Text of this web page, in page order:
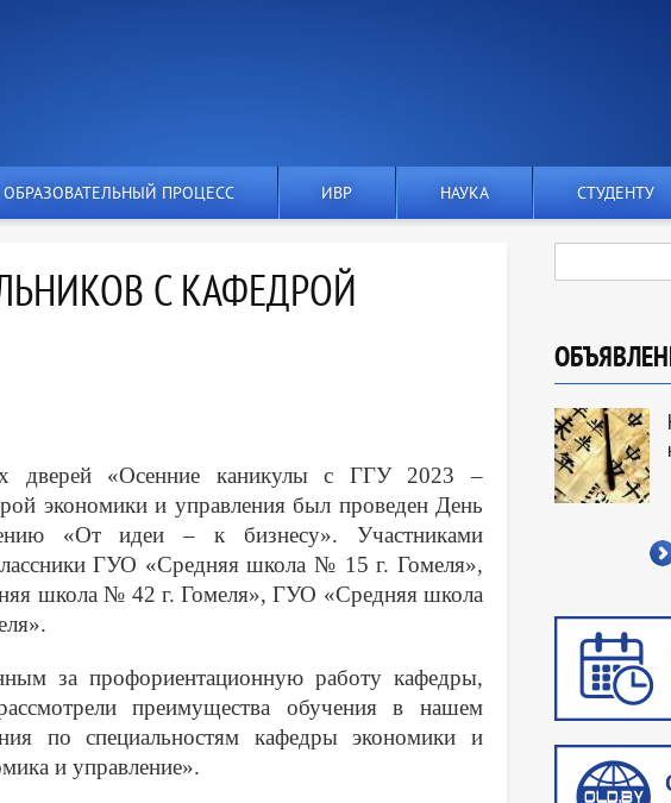
ОБРАЗОВАТЕЛЬНЫЙ ПРОЦЕСС ИВР НАУКА СТУДЕНТУ
С КАФЕДРОЙ
дверей «Осенние каникулы с ГГУ 2023 –
экономики и управления был проведен День
«От идеи – к бизнесу». Участниками
ГУО «Средняя школа № 15 г. Гомеля»,
школа № 42 г. Гомеля», ГУО «Средняя школа
за профориентационную работу кафедры,
преимущества обучения в нашем
по специальностям кафедры экономики и
и управление».